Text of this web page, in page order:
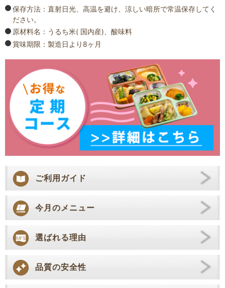
保存方法：直射日光、高温を避け、涼しい暗所で常温保存してく
ださい。
原材料名：うるち米( 国内産)、酸味料
賞味期限：製造日より8ヶ月
ご利用ガイド
今月のメニュー
選ばれる理由
品質の安全性